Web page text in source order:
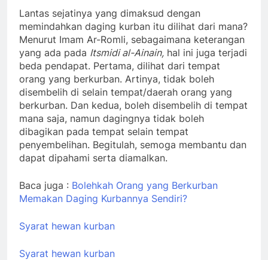
Lantas sejatinya yang dimaksud dengan
memindahkan daging kurban itu dilihat dari mana?
Menurut Imam Ar-Romli, sebagaimana keterangan
yang ada pada Itsmidi al-Ainain, hal ini juga terjadi
beda pendapat. Pertama, dilihat dari tempat
orang yang berkurban. Artinya, tidak boleh
disembelih di selain tempat/daerah orang yang
berkurban. Dan kedua, boleh disembelih di tempat
mana saja, namun dagingnya tidak boleh
dibagikan pada tempat selain tempat
penyembelihan. Begitulah, semoga membantu dan
dapat dipahami serta diamalkan.
Baca juga : Bolehkah Orang yang Berkurban
Memakan Daging Kurbannya Sendiri?
Syarat hewan kurban
Syarat hewan kurban